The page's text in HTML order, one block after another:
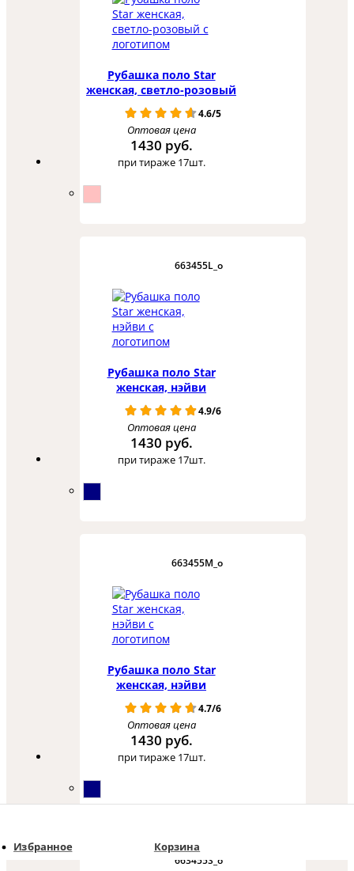
Избранное Корзина
Рубашка поло Star
женская, светло-розовый
4.6/5
Оптовая цена
1430 руб.
при тираже 17шт.
663455L_o
Рубашка поло Star
женская, нэйви
4.9/6
Оптовая цена
1430 руб.
при тираже 17шт.
663455M_o
Рубашка поло Star
женская, нэйви
4.7/6
Оптовая цена
1430 руб.
при тираже 17шт.
663455S_o